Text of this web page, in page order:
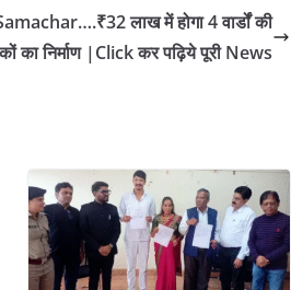
लाख में होगा 4 वार्डों की
का निर्माण |Click कर पढ़िये पूरी News